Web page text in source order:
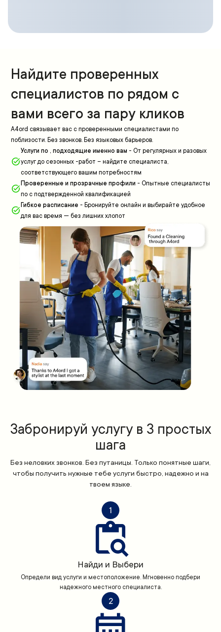
Найдите проверенных
специалистов по рядом с
вами всего за пару кликов
A4ord связывает вас с проверенными специалистами по
поблизости. Без звонков. Без языковых барьеров.
Услуги по , подходящие именно вам - От регулярных и разовых
услуг до сезонных -работ – найдите специалиста,
соответствующего вашим потребностям
Проверенные и прозрачные профили - Опытные специалисты
по с подтвержденной квалификацией
Гибкое расписание - Бронируйте онлайн и выбирайте удобное
для вас время — без лишних хлопот
Забронируй услугу в 3 простых
шага
Без неловких звонков. Без путаницы. Только понятные шаги,
чтобы получить нужные тебе услуги быстро, надежно и на
твоем языке.
1
Найди и Выбери
Определи вид услуги и местоположение. Мгновенно подбери
надежного местного специалиста.
2